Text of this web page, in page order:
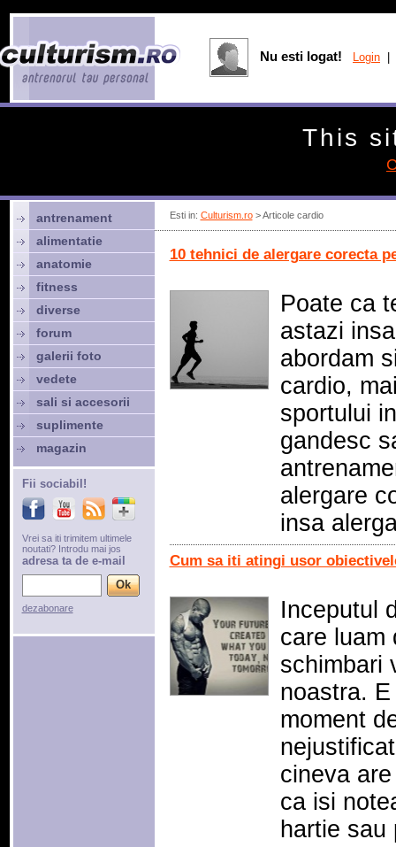
Esti in: Culturism.ro> Articole cardio
10 tehnici de alergare corecta
Poate ca
astazi
abordam
cardio,
sportului
gandesc
alergare
insa
Cum sa iti atingi usor
Inceputul
care luam
schimbari
noastra.
moment
cineva
ca isi
hartie
antrenament
alimentatie
anatomie
fitness
diverse
forum
galerii foto
vedete
sali si accesorii
suplimente
magazin
Fii sociabil!
Vrei sa iti trimitem ultimele
noutati? Introdu mai jos
adresa ta de e-mail
dezabonare
Nu esti logat! Login
This